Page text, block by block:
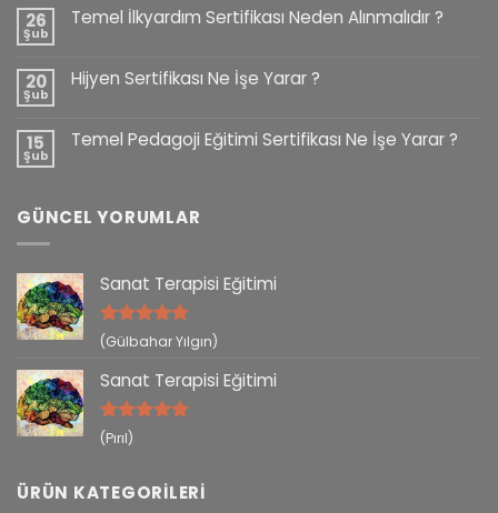
26
Şub
Temel İlkyardım Sertifikası Neden Alınmalıdır ?
20
Şub
Hijyen Sertifikası Ne İşe Yarar ?
15
Şub
Temel Pedagoji Eğitimi Sertifikası Ne İşe Yarar ?
GÜNCEL YORUMLAR
Sanat Terapisi Eğitimi
5 üzerinden
(Gülbahar Yılgın)
Sanat Terapisi Eğitimi
5 üzerinden
(Pırıl)
ÜRÜN KATEGORILERI